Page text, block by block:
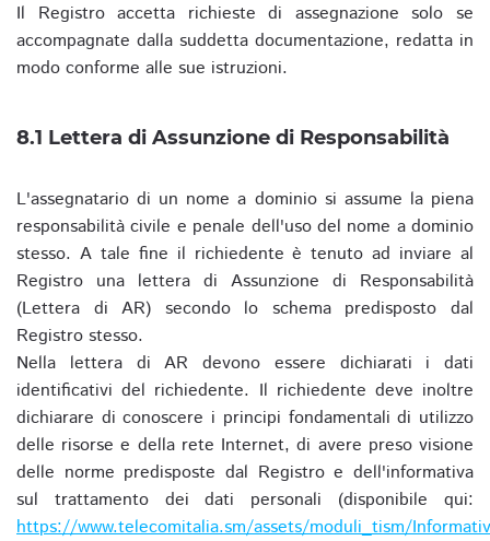
Il Registro accetta richieste di assegnazione solo se
accompagnate dalla suddetta documentazione, redatta in
modo conforme alle sue istruzioni.
8.1 Lettera di Assunzione di Responsabilità
L'assegnatario di un nome a dominio si assume la piena
responsabilità civile e penale dell'uso del nome a dominio
stesso. A tale fine il richiedente è tenuto ad inviare al
Registro una lettera di Assunzione di Responsabilità
(Lettera di AR) secondo lo schema predisposto dal
Registro stesso.
Nella lettera di AR devono essere dichiarati i dati
identificativi del richiedente. Il richiedente deve inoltre
dichiarare di conoscere i principi fondamentali di utilizzo
delle risorse e della rete Internet, di avere preso visione
delle norme predisposte dal Registro e dell'informativa
sul trattamento dei dati personali (disponibile qui:
https://www.telecomitalia.sm/assets/moduli_tism/